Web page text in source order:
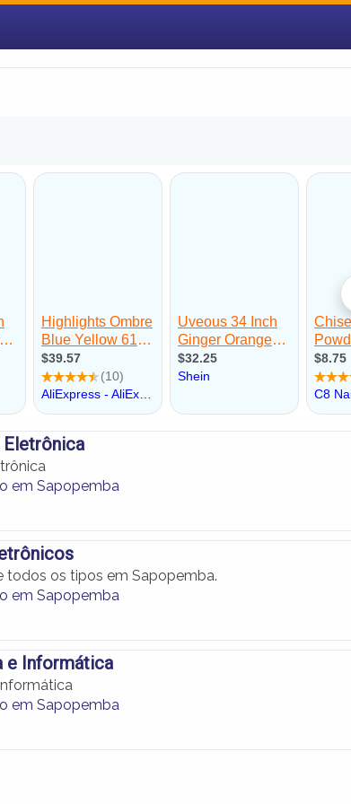
em Sapopemba
todos os tipos em Sapopemba.
em Sapopemba
e Informática
em Sapopemba